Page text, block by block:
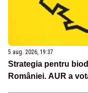
5 aug. 2026, 19:37
Strategia pentru
României. AUR a